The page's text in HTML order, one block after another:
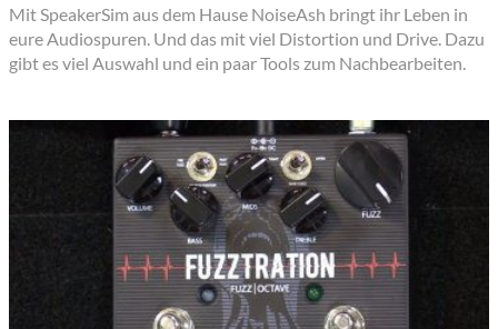
Mit SpeakerSim aus dem Hause NoiseAsh bringt ihr Leben in
eure Audiospuren. Und das mit viel Distortion und Drive. Dazu
gibt es viel Auswahl und ein paar Tools zum Nachbearbeiten.